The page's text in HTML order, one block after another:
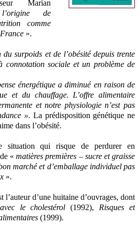
Marian
de
comme
».
du surpoids et de l’obésité depuis trente
connotation sociale et un problème de
énergétique a diminué en raison de
et du chauffage. L’offre alimentaire
et notre physiologie n’est pas
». La prédisposition génétique ne
dans l’obésité.
situation qui risque de perdurer en
«matières premières – sucre et graisse
marché et d’emballage individuel pas
».
l’auteur d’une huitaine d’ouvrages, dont
le cholestérol(1992), Risques et
(1999).